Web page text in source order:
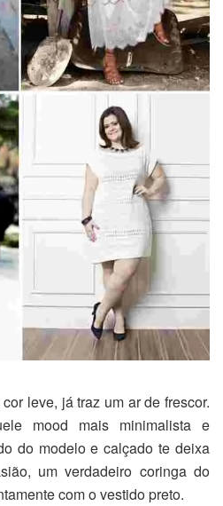
leve, já traz um ar de frescor.
mood mais minimalista e
do modelo e calçado te deixa
um verdadeiro coringa do
com o vestido preto.